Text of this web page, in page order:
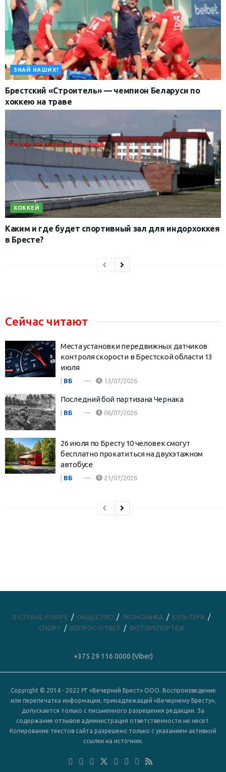
ЗНАЙ НАШИХ!
Брестский «Cтроитель» — чемпион Беларуси по
хоккею на траве
ХОККЕЙ
Каким и где будет спортивный зал для индорхоккея
в Бресте?
Сейчас читают
Места установки передвижных датчиков
контроля скорости в Брестской области 13
июля
ВБ 13/07/2026
Последний бой партизана Чернака
ВБ 06/07/2026
26 июля по Бресту 10 человек смогут
бесплатно прокатиться на двухэтажном
автобусе
| ВБ 21/07/2026
В СТРАНЕ И МИРЕ ОБЩЕСТВО ЭКОНОМИКА
КУЛЬТУРА
СПОРТ
ВОПРОС-ОТВЕТ ФОТОРЕПОРТАЖ
+375 29 116 0000 (Viber)
Copyright © 2014 - 2022 РГ «Вечерний Брест» ООО. Воспроизведение
или перепечатка информации, принадлежащей «Вечернему Бресту»,
допускается только с письменного разрешения редакции. За
содержание отзывов администрация ответственности не несет.
Копирование текстов сайта разрешено только с указанием активной
ссылки на источник.